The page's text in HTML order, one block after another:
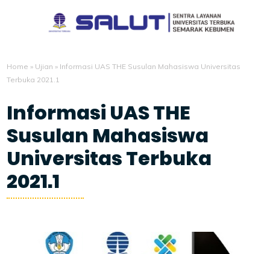
Home » Ujian » Informasi UAS THE Susulan Mahasiswa Universitas
Terbuka 2021.1
Informasi UAS THE
Susulan Mahasiswa
Universitas Terbuka
2021.1